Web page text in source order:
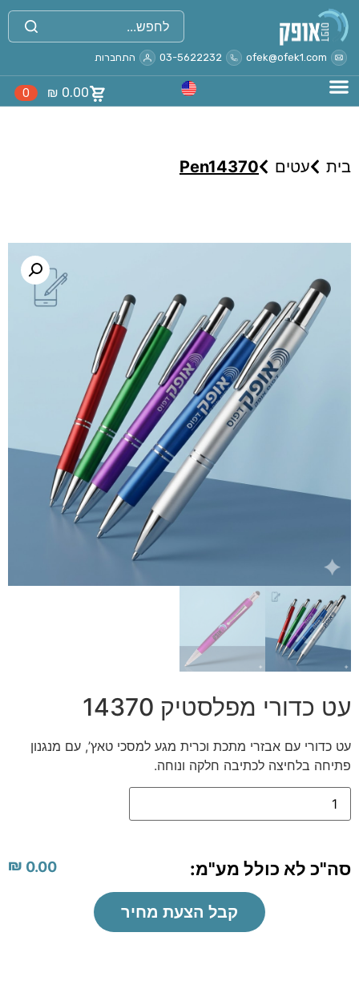
ofek@ofek1.com
03-5622232 התחברות
₪ 0.00
0
בית עטים Pen14370
עט כדורי מפלסטיק 14370
עט כדורי עם אבזרי מתכת וכרית מגע למסכי טאץ’, עם מנגנון
פתיחה בלחיצה לכתיבה חלקה ונוחה.
סה"כ לא כולל מע"מ: ₪ 0.00
קבל הצעת מחיר